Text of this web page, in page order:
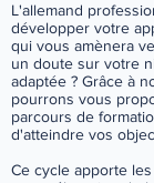
Gratuit et
Cycle sur-
Contactez-nous
L'allemand
développer votre
qui vous amènera
un doute sur votre
adaptée ? Grâce à
pourrons vous
parcours de
d'atteindre vos
Ce cycle apporte